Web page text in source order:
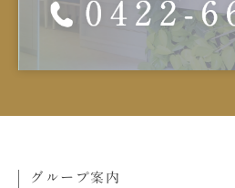
グループ案内